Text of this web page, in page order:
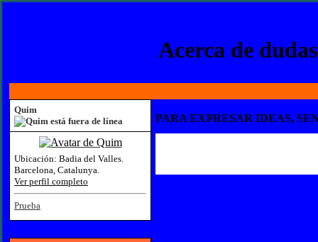
Acerca de
PARA EXPRESAR IDEAS,
Quim
Ubicación: Badia del Valles.
Barcelona, Catalunya.
Ver perfil completo
Prueba